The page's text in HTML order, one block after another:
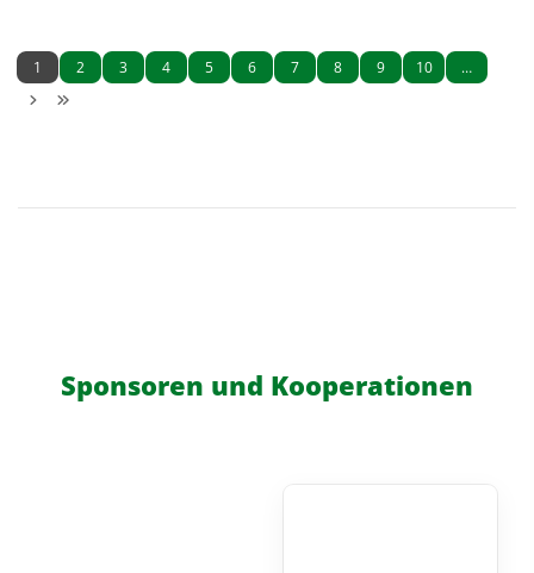
1 2 3 4 5 6 7 8 9 10 …
Sponsoren und Kooperationen